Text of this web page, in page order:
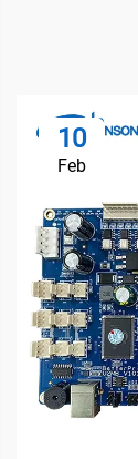
10
Feb